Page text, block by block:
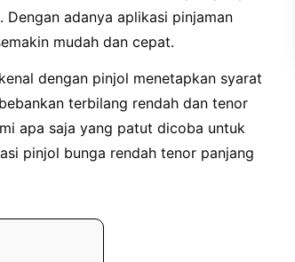
adanya aplikasi pinjaman
mudah dan cepat.
dengan pinjol menetapkan syarat
terbilang rendah dan tenor
apa saja yang patut dicoba untuk
pinjol bunga rendah tenor panjang